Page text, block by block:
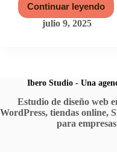
Continuar leyendo
La
importancia
del
tu
puede
ser
tu
julio 9, 2025
Ibero Studio - Una
Estudio de diseño web
WordPress, tiendas online,
para